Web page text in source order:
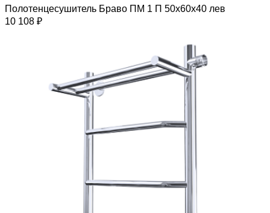
Полотенцесушитель Браво ПМ 1 П 50х60х40 лев
10 108 ₽